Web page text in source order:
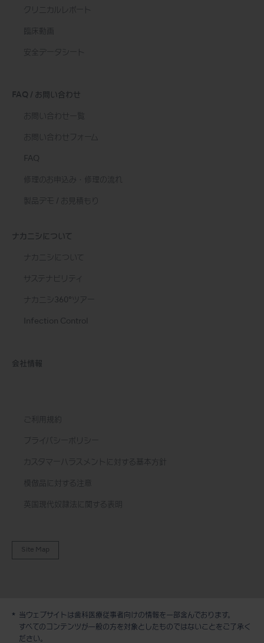
デモ / 見積依頼
クリニカルレポート
臨床動画
安全データシート
FAQ / お問い合わせ
お問い合わせ一覧
お問い合わせフォーム
FAQ
修理のお申込み・修理の流れ
製品デモ / お見積もり
ナカニシについて
ナカニシについて
サステナビリティ
ナカニシ360°ツアー
Infection Control
会社情報
ご利用規約
プライバシーポリシー
カスタマーハラスメントに対する基本方針
模倣品に対する注意
英国現代奴隷法に関する表明
Site Map
当ウェブサイトは歯科医療従事者向けの情報を一部含んでおります。
すべてのコンテンツが一般の方を対象としたものではないことをご了承く
ださい。